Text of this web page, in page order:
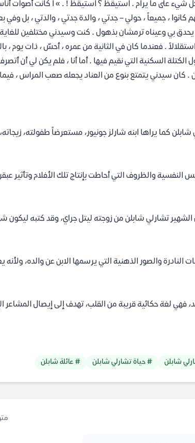
شيء على ما يرام . استيقظ ؟ استيقظ ! . » ا كانت أصوات
كانوا ، جميعاً ، حولي – جدتي ، والدة جدتي ، والدتي ، بل وفي
بي وعيناه ترمشان بذهول . كنت وسيدني مختلفين
. فعندما كان في الثانية من عمره ، أحسّ ، ذات يوم ،
السكنية التي نقيم فيها . أما أنا ، فلم يكن لي أن أتصرف
كان سيدني يتمتع بنوع من العناد يجعله صعب المراس ، فيما
كما يراها ابنه شارلز جونيور، مستعرضاً طفولته،
النفسية والظروف التي أحاطت بإنتاج تلك الأفلام وتأثير
الشهير تشارلي شابلن من زوجته ليتل جراي، وقد كتبه ليكون
والصور الذهنية التي يرسمها الابن عن والده، ولأنه
فهي لغة حكائية قريبة من القلب، تهدف إلى إيصال المشاعر
شابلن # حياة تشارلي شابلن # عائلة شابلن